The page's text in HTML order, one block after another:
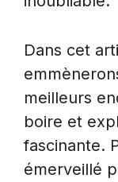
Dans cet
meilleurs
boire et
fascinante.
émerveillé